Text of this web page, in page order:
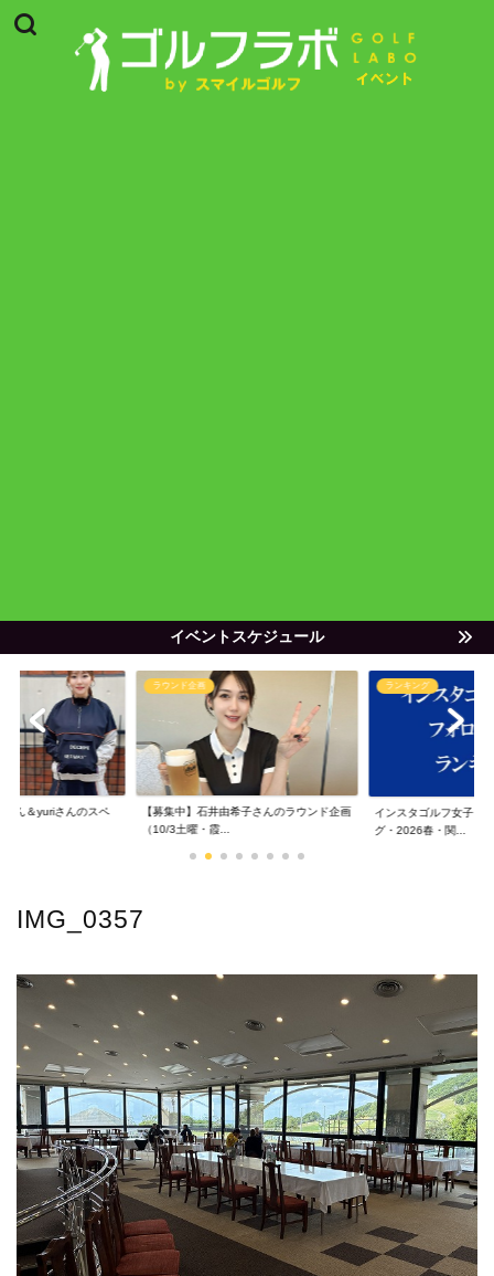
イベントスケジュール
ん＆yuriさんのスペ
ラウンド企画
【募集中】石井由希子さんのラウンド企画
（10/3土曜・霞...
ランキング
インスタゴルフ女子フ
グ・2026春・関...
IMG_0357